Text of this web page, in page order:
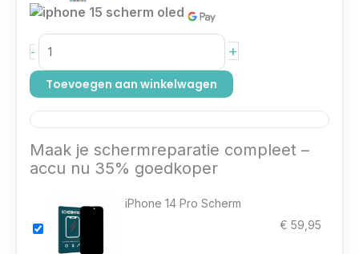
- +
Toevoegen aan winkelwagen
Maak je schermreparatie compleet –
accu nu 35% goedkoper
iPhone 14 Pro Scherm
€ 59,95